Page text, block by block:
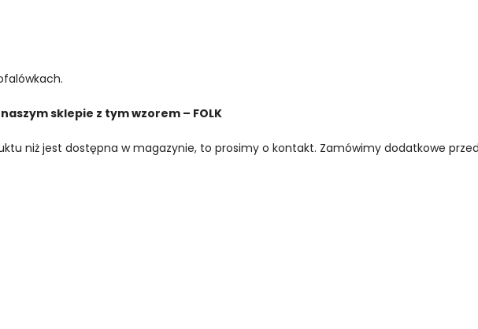
sklepie z tym wzorem – FOLK
niż jest dostępna w magazynie, to prosimy o kontakt. Zamówimy dodatkowe